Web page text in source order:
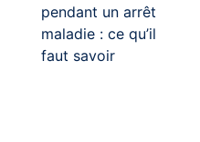
pendant un arrêt
maladie : ce qu’il
faut savoir